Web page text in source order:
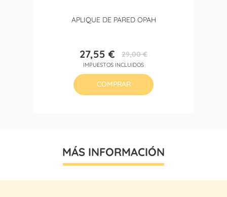
APLIQUE DE PARED OPAH
Precio
27,55 €Precio
base
29,00 €
IMPUESTOS INCLUIDOS
COMPRAR
MÁS INFORMACIÓN